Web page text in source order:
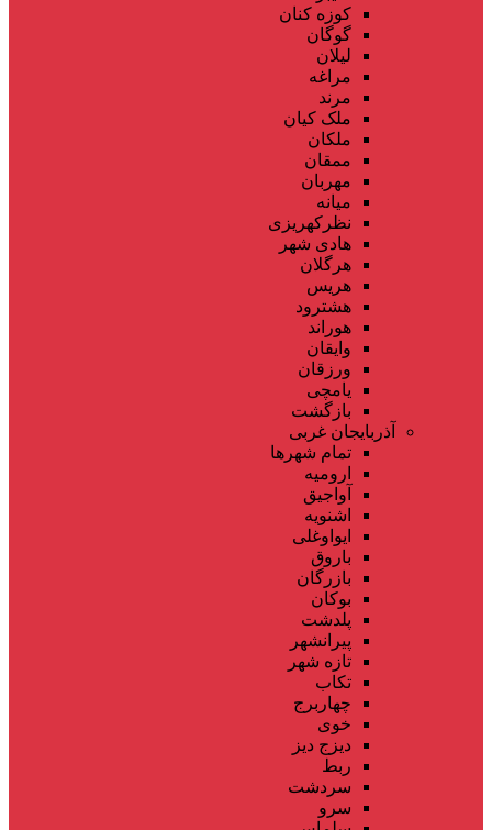
کوزه کنان
گوگان
لیلان
مراغه
مرند
ملک کیان
ملکان
ممقان
مهربان
میانه
نظرکهریزی
هادی شهر
هرگلان
هریس
هشترود
هوراند
وایقان
ورزقان
یامچی
بازگشت
آذربایجان غربی
تمام شهر‌ها
ارومیه
آواجیق
اشنویه
ایواوغلی
باروق
بازرگان
بوکان
پلدشت
پیرانشهر
تازه شهر
تکاب
چهاربرج
خوی
دیزج دیز
ربط
سردشت
سرو